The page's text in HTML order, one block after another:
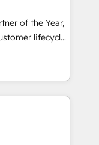
migrations for
of the Year,
lifecycle
(AI &
(Paid Media),
brands. 🔄